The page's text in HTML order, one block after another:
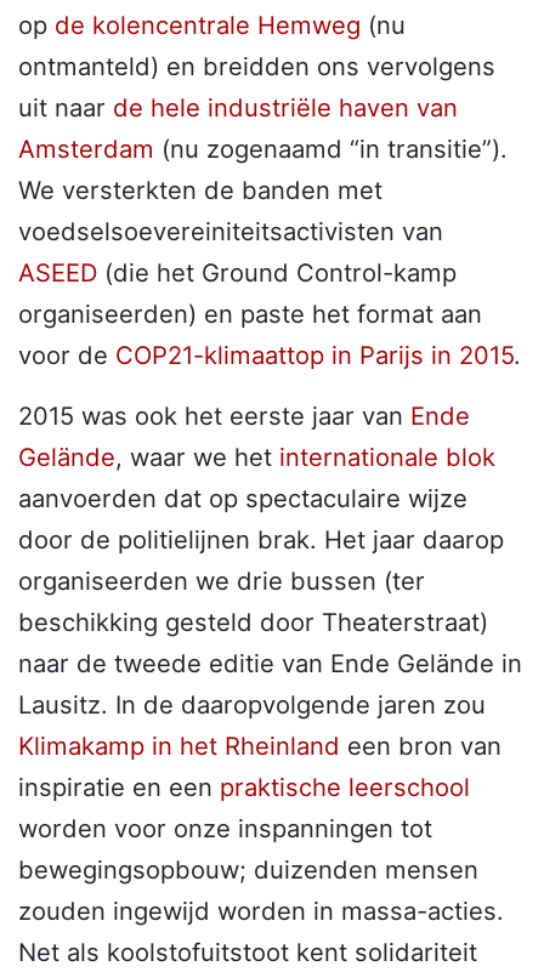
op de kolencentrale Hemweg (nu
ontmanteld) en breidden ons vervolgens
uit naar de hele industriële haven van
Amsterdam (nu zogenaamd “in transitie”).
We versterkten de banden met
voedselsoevereiniteitsactivisten van
ASEED (die het Ground Control-kamp
organiseerden) en paste het format aan
voor de COP21-klimaattop in Parijs in 2015.
2015 was ook het eerste jaar van Ende
Gelände, waar we het internationale blok
aanvoerden dat op spectaculaire wijze
door de politielijnen brak. Het jaar daarop
organiseerden we drie bussen (ter
beschikking gesteld door Theaterstraat)
naar de tweede editie van Ende Gelände in
Lausitz. In de daaropvolgende jaren zou
Klimakamp in het Rheinland een bron van
inspiratie en een praktische leerschool
worden voor onze inspanningen tot
bewegingsopbouw; duizenden mensen
zouden ingewijd worden in massa-acties.
Net als koolstofuitstoot kent solidariteit